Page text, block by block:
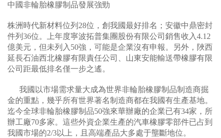
中國非輪胎橡膠制品發展強勁
株洲時代新材料位列28位，創我國最好排名；安徽中鼎密封
件列36位。上年度寧波拓普集團股份有限公司銷售收入4.12
億美元，但未列入50強，可能是企業沒有申報。另外，陜西
延長石油西北橡膠有限責任公司、山東安能輸送帶橡膠有限
公司距最低排名僅一步之遙。
我國以市場需求量大成為世界非輪胎橡膠制品制造商掘
金的重點，幾乎所有世界著名制造商都在我國有生產基地。
迄今全球非輪胎橡膠制品50強來華辦廠的企業已有34家，所
辦工廠70多家。這些外資企業生產的汽車橡膠零部件已占到
我國市場的2/3以上，且高端產品大多處于壟斷地位。